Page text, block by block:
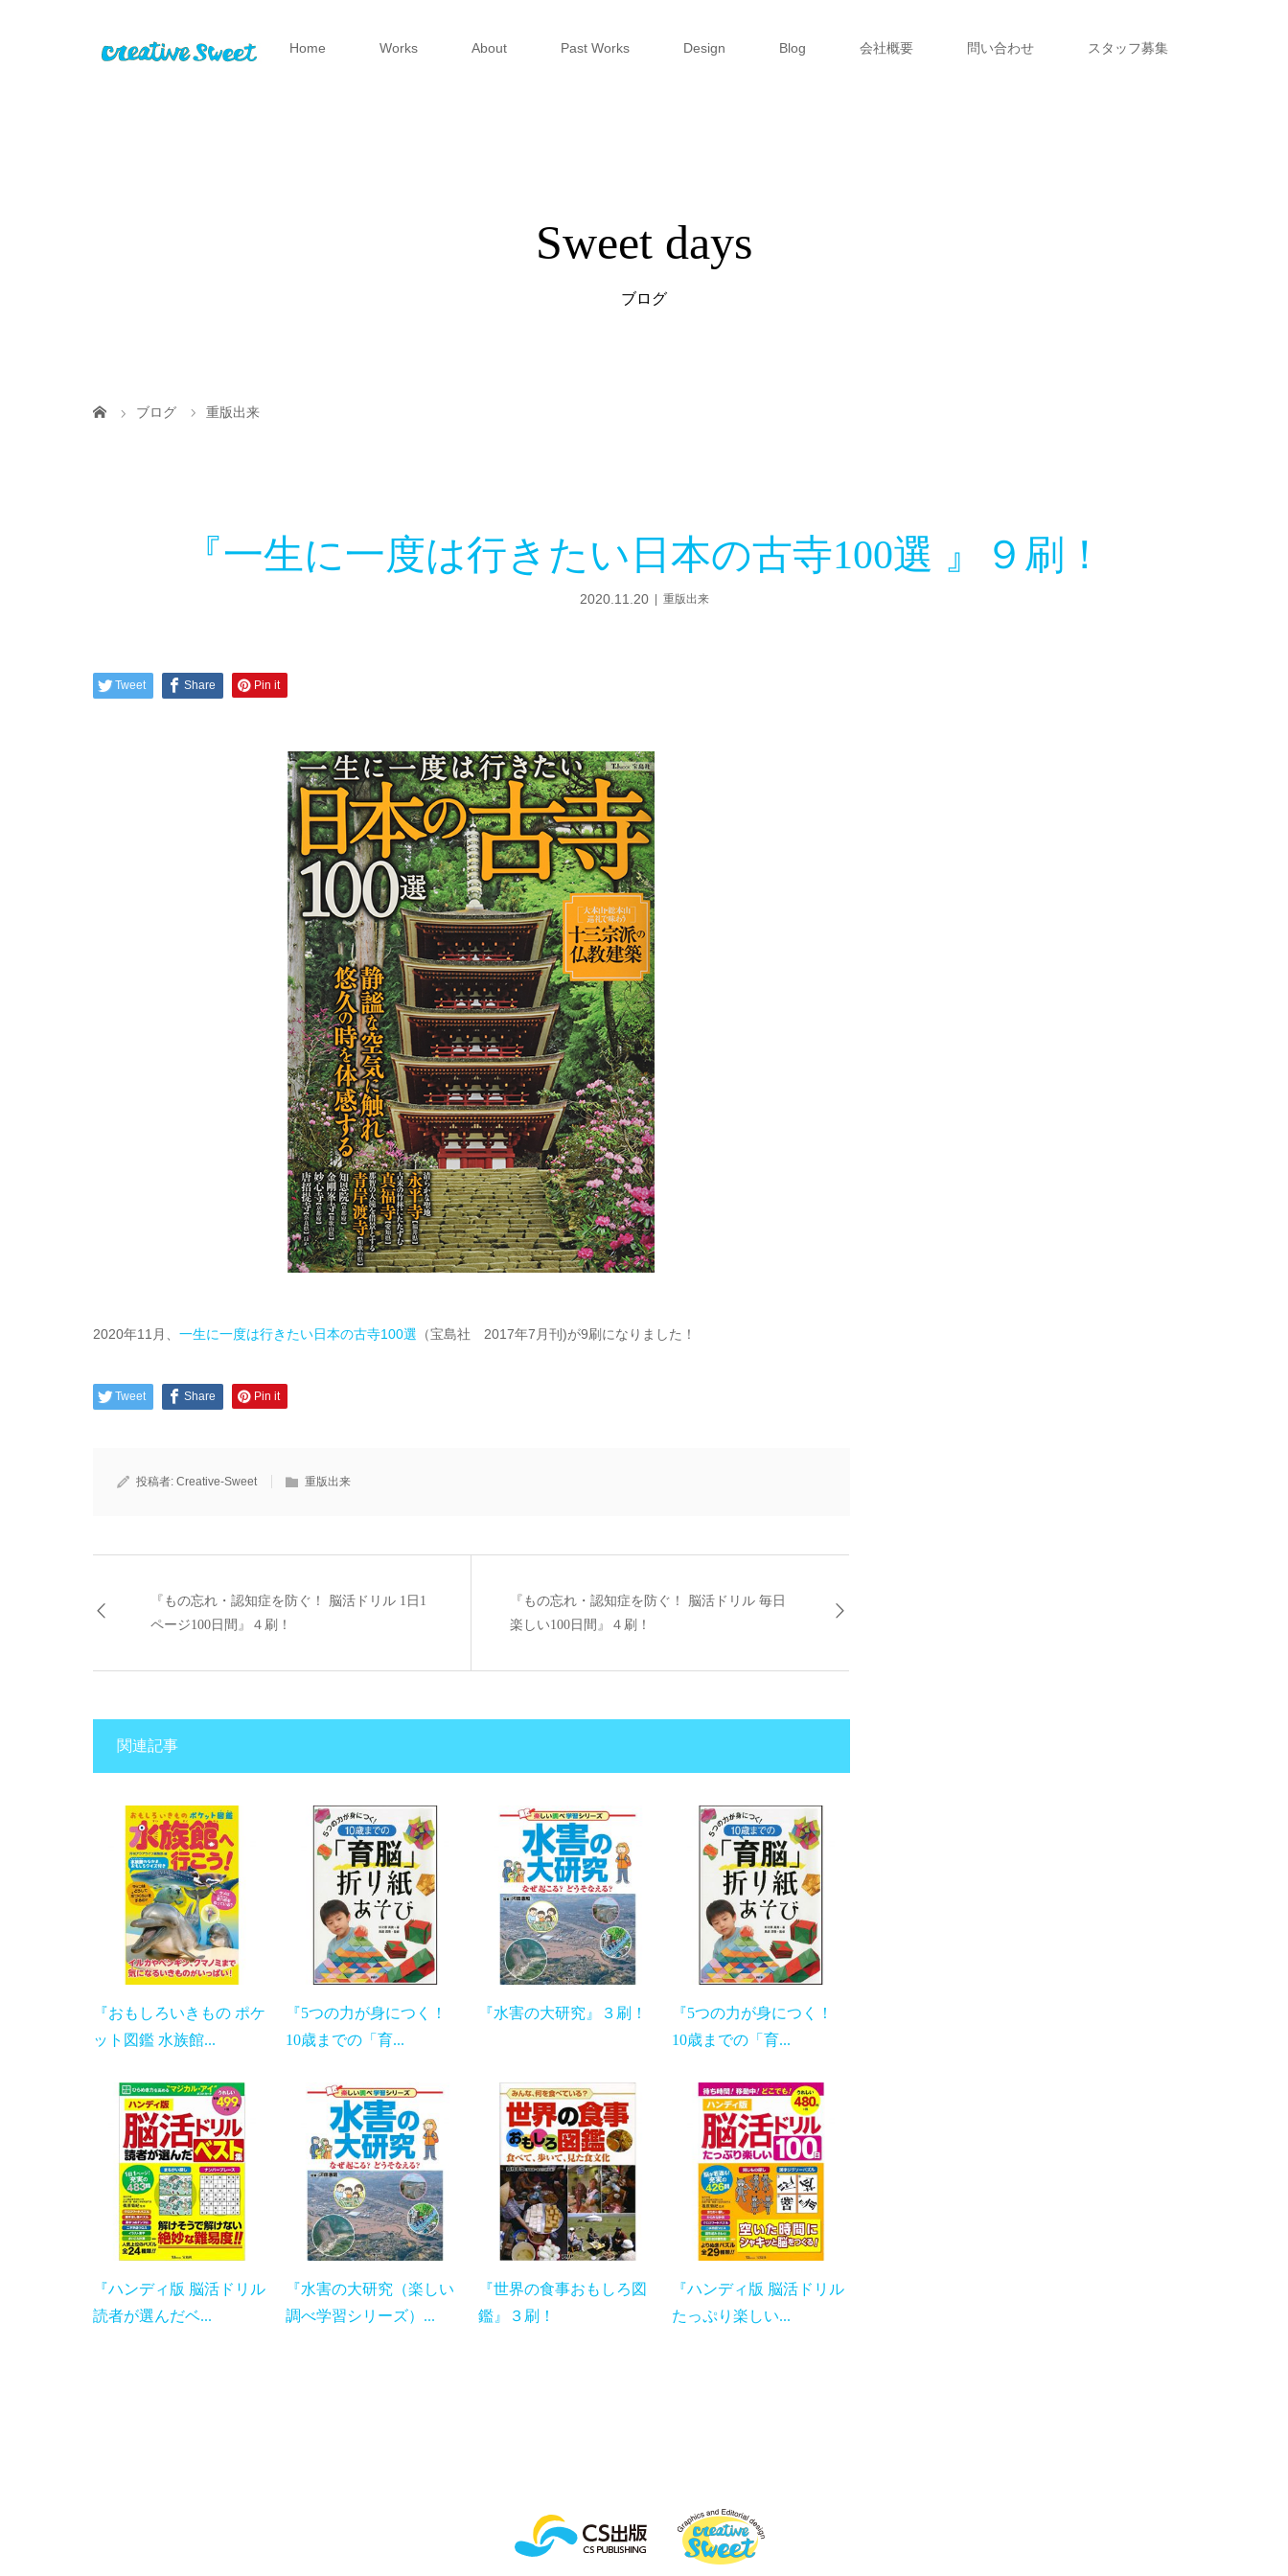
Home Works About Past Works Design Blog 会社概要 問い合わせ スタッフ募集
Sweet days
ブログ
ブログ 重版出来
『一生に一度は行きたい日本の古寺100選 』９刷！
2020.11.20 重版出来
Tweet Share Pin it
2020年11月、 一生に一度は行きたい日本の古寺100選 （宝島社 2017年7月刊)が9刷になりました！
Tweet Share Pin it
投稿者: Creative-Sweet 重版出来
『もの忘れ・認知症を防ぐ！ 脳活ドリル 1日1
ページ100日間』４刷！
『もの忘れ・認知症を防ぐ！ 脳活ドリル 毎日
楽しい100日間』４刷！
関連記事
『おもしろいきもの ポケ
ット図鑑 水族館...
『5つの力が身につく！
10歳までの「育...
『水害の大研究』３刷！
『5つの力が身につく！
10歳までの「育...
『ハンディ版 脳活ドリル
読者が選んだベ...
『水害の大研究（楽しい
調べ学習シリーズ）...
『世界の食事おもしろ図
鑑』３刷！
『ハンディ版 脳活ドリル
たっぷり楽しい...